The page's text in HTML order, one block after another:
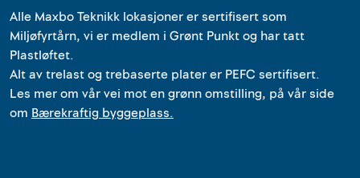
Alle Maxbo Teknikk lokasjonerersertifisert som
Miljøfyrtårn, vi er medlem i Grønt Punkt og har tatt
Plastløftet.
Alt av trelast og trebaserte plater er PEFC sertifisert.
Les mer om vår vei mot en grønn omstilling, på vår side
om Bærekraftig byggeplass.